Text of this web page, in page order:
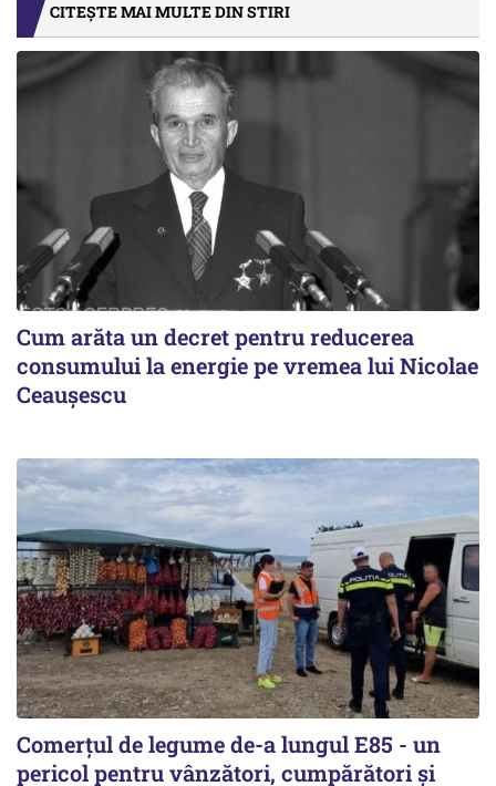
CITEȘTE MAI MULTE DIN STIRI
Cum arăta un decret pentru reducerea
consumului la energie pe vremea lui Nicolae
Ceaușescu
Comerțul de legume de-a lungul E85 - un
pericol pentru vânzători, cumpărători și